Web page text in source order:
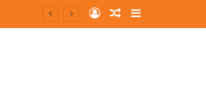
Log InRandom Article
Sidebar